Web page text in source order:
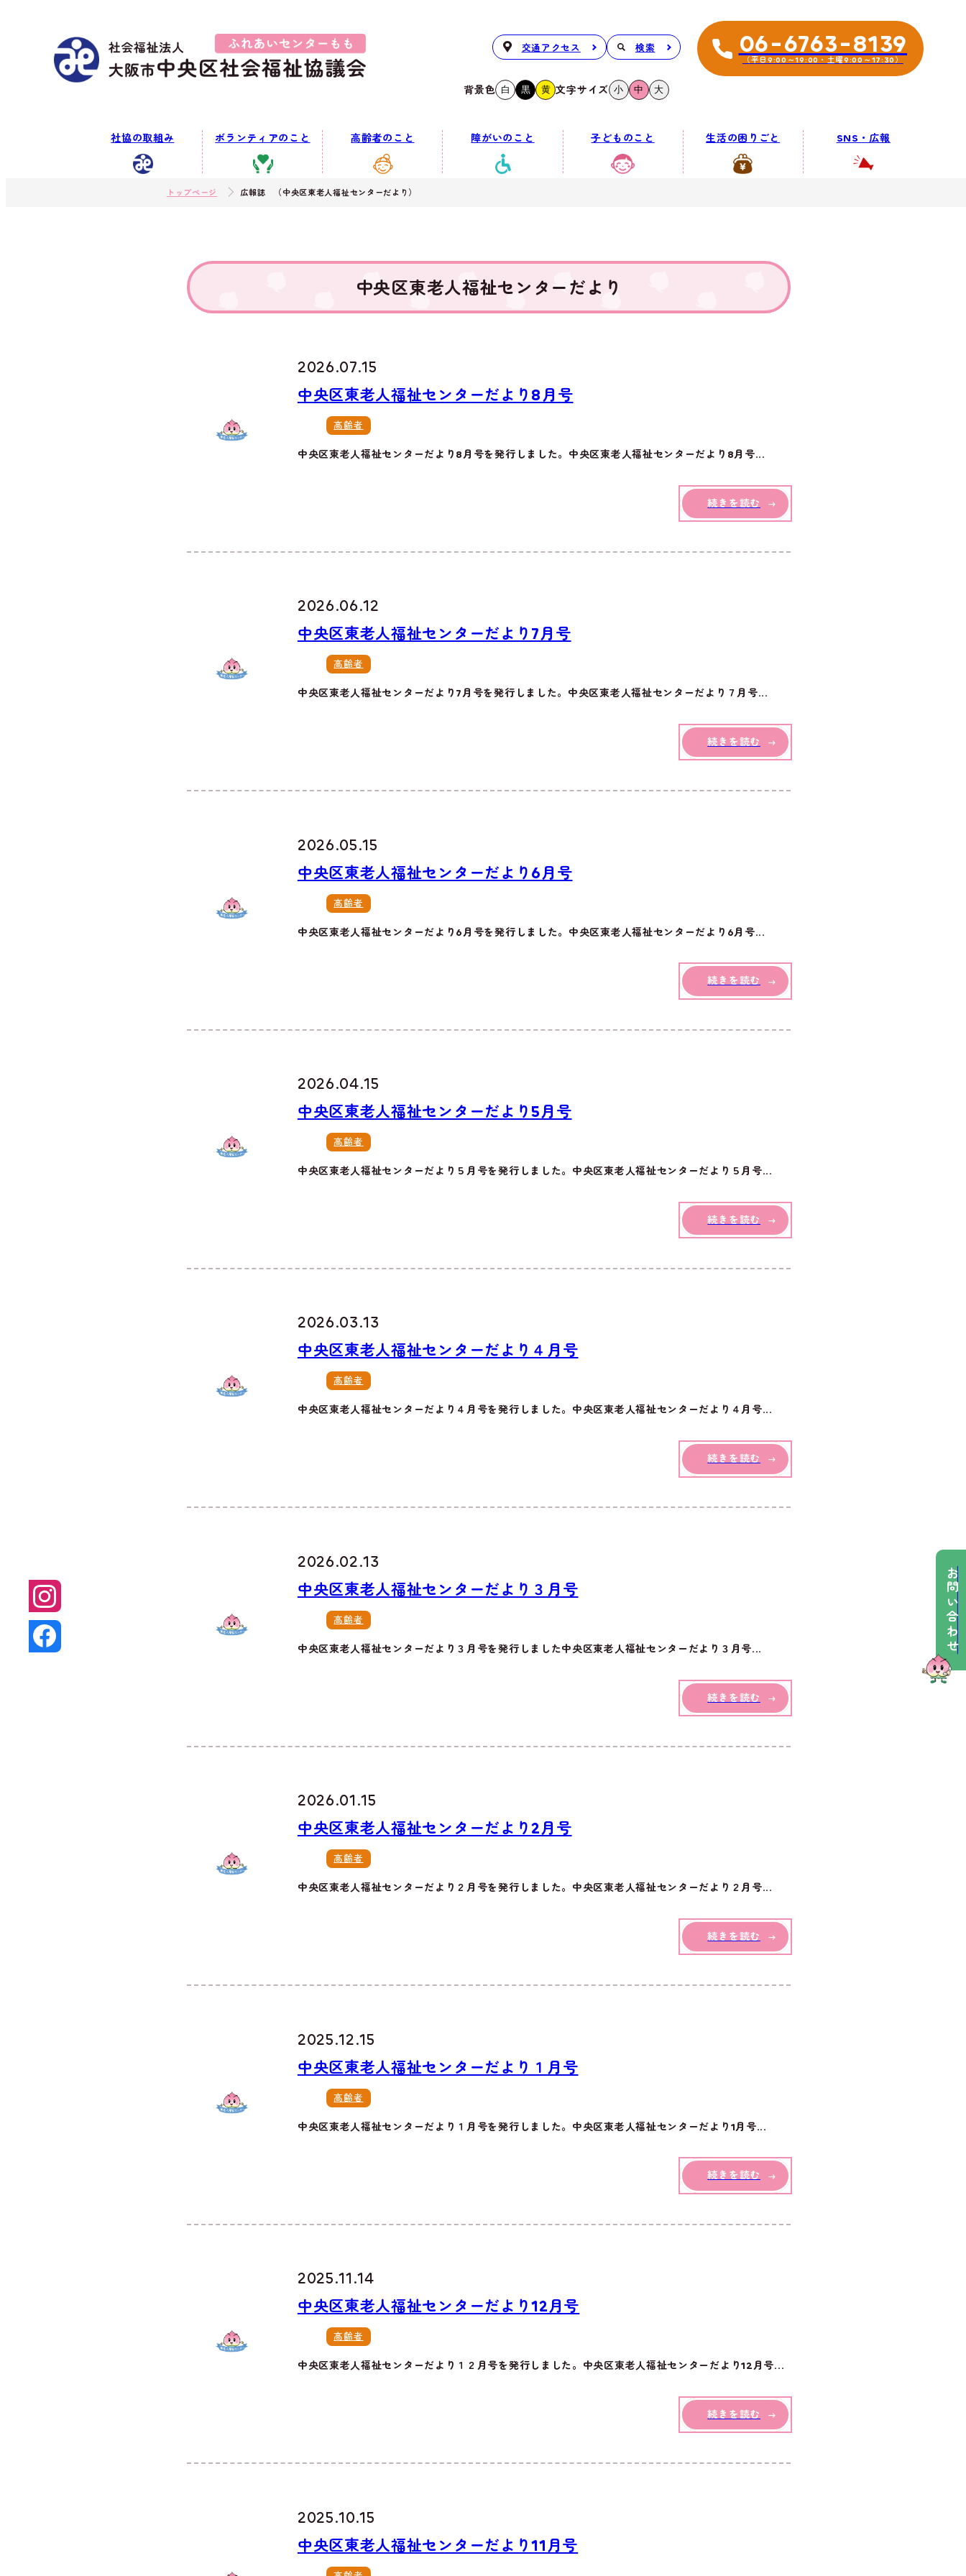
交通アクセス 検索
背景色 白 黒 黄 文字サイズ 小 中 大
06-6763-8139
（平日9:00～19:00・土曜9:00～17:30）
社協の取組み ボランティアのこと 高齢者のこと 障がいのこと 子どものこと 生活の困りごと SNS・広報
お問い合わせ
トップページ 広報誌 （中央区東老人福祉センターだより）
中央区東老人福祉センターだより
2026.07.15
中央区東老人福祉センターだより8月号
高齢者
中央区東老人福祉センターだより8月号を発行しました。中央区東老人福祉センターだより8月号...
続きを読む
2026.06.12
中央区東老人福祉センターだより7月号
高齢者
中央区東老人福祉センターだより7月号を発行しました。中央区東老人福祉センターだより７月号...
続きを読む
2026.05.15
中央区東老人福祉センターだより6月号
高齢者
中央区東老人福祉センターだより6月号を発行しました。中央区東老人福祉センターだより6月号...
続きを読む
2026.04.15
中央区東老人福祉センターだより5月号
高齢者
中央区東老人福祉センターだより５月号を発行しました。中央区東老人福祉センターだより５月号...
続きを読む
2026.03.13
中央区東老人福祉センターだより４月号
高齢者
中央区東老人福祉センターだより４月号を発行しました。中央区東老人福祉センターだより４月号...
続きを読む
2026.02.13
中央区東老人福祉センターだより３月号
高齢者
中央区東老人福祉センターだより３月号を発行しました中央区東老人福祉センターだより３月号...
続きを読む
2026.01.15
中央区東老人福祉センターだより2月号
高齢者
中央区東老人福祉センターだより２月号を発行しました。中央区東老人福祉センターだより２月号...
続きを読む
2025.12.15
中央区東老人福祉センターだより１月号
高齢者
中央区東老人福祉センターだより１月号を発行しました。中央区東老人福祉センターだより1月号...
続きを読む
2025.11.14
中央区東老人福祉センターだより12月号
高齢者
中央区東老人福祉センターだより１２月号を発行しました。中央区東老人福祉センターだより12月号...
続きを読む
2025.10.15
中央区東老人福祉センターだより11月号